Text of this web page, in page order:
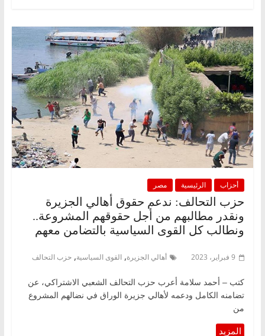
أحزاب الرئيسية مصر
حزب التحالف: ندعم حقوق أهالي الجزيرة
ونقدر مطالبهم من أجل حقوقهم المشروعة..
ونطالب كل القوى السياسية بالتضامن معهم
9 فبراير، 2023 أهالي الجزيرة, القوى السياسية, حزب التحالف
كتب – أحمد سلامة أعرب حزب التحالف الشعبي الاشتراكي، عن
تضامنه الكامل ودعمه لأهالي جزيرة الوراق في نضالهم المشروع
من